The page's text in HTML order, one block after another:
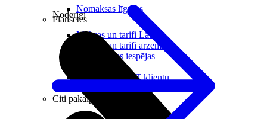
Noderīgi
Maksas un tarifi Latvijā
Maksas un tarifi ārzemēs
LMT Kartes iespējas
Kā kļūt par LMT klientu
Citi pakalpojumi
Nomaksas līgums
Planšetes